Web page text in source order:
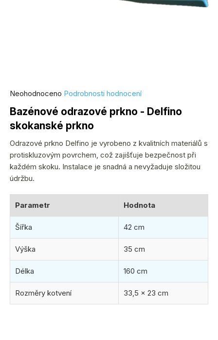
Bazénové odrazové prkno - Delfino
skokanské prkno
Průměrné
hodnocení
produktu
je
0,0
z
5
hvězdiček.
Neohodnoceno Podrobnosti hodnocení
Odrazové prkno Delfino je vyrobeno z kvalitních materiálů s
protiskluzovým povrchem, což zajišťuje bezpečnost při
každém skoku. Instalace je snadná a nevyžaduje složitou
údržbu.
Parametr Hodnota
Šířka 42 cm
Výška 35 cm
Délka 160 cm
Rozměry kotvení 33,5 x 23 cm